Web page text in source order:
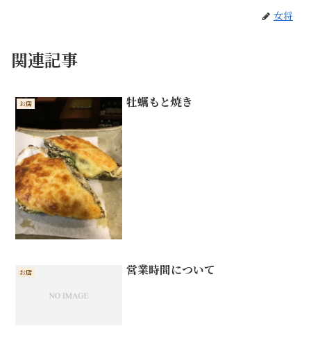
女将
関連記事
お店 牡蠣もと焼き
お店 営業時間について